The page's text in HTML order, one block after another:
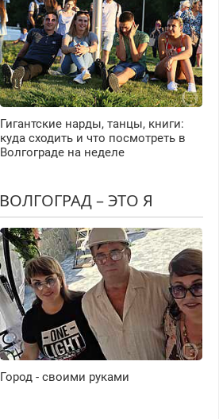
Гигантские нарды, танцы, книги:
куда сходить и что посмотреть в
Волгограде на неделе
ВОЛГОГРАД – ЭТО Я
Город - своими руками